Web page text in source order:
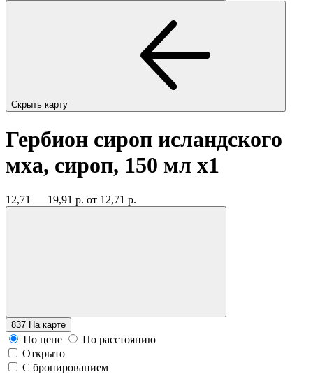
Скрыть карту
Гербион сироп исландского
мха, сироп, 150 мл x1
12,71 — 19,91 р. от 12,71 р.
837 На карте
По цене
По расстоянию
Открыто
С бронированием